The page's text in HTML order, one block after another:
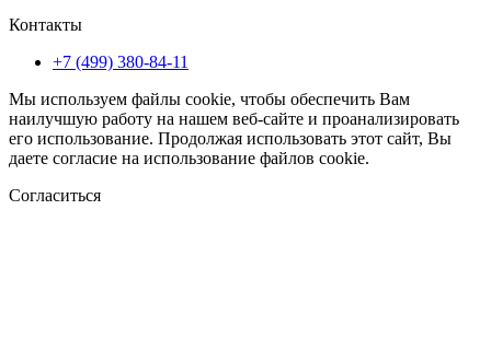
Контакты
+7 (499) 380-84-11
Мы используем файлы cookie, чтобы обеспечить Вам
наилучшую работу на нашем веб-сайте и проанализировать
его использование. Продолжая использовать этот сайт, Вы
даете согласие на использование файлов cookie.
Согласиться